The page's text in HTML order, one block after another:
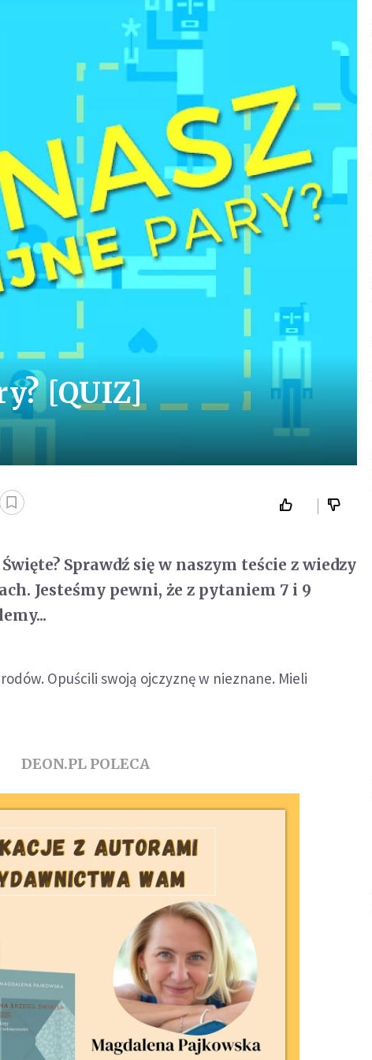
[QUIZ]
Sprawdź się w naszym teście z wiedzy
Jesteśmy pewni, że z pytaniem 7 i 9
Opuścili swoją ojczyznę w nieznane. Mieli
DEON.PL POLECA